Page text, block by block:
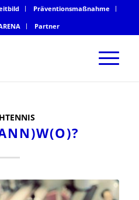
Präventionsmaßnahme
Partner